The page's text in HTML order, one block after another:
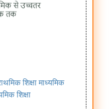
शिक्षा माध्यमिक
शिक्षा